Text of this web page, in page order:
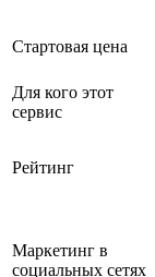
Стартовая цена
Для кого этот
сервис
Рейтинг
Маркетинг в
социальных сетях